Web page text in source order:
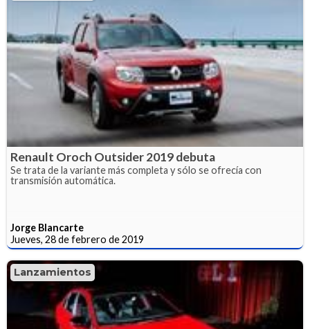
Renault Oroch Outsider 2019 debuta
Se trata de la variante más completa y sólo se ofrecía con
transmisión automática.
Jorge Blancarte
Jueves, 28 de febrero de 2019
Lanzamientos